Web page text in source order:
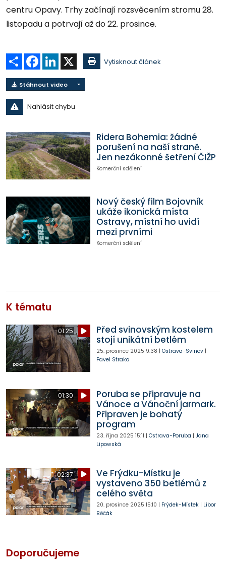
centru Opavy. Trhy začínají rozsvěcením stromu 28.
listopadu a potrvají až do 22. prosince.
Sdílet Facebook
LinkedIn Vytisknout článek
Stáhnout video
Nahlásit chybu
Ridera Bohemia: žádné
porušení na naší straně.
Jen nezákonné šetření ČIŽP
Komerční sdělení
Nový český film Bojovník
ukáže ikonická místa
Ostravy, místní ho uvidí
mezi prvními
Komerční sdělení
K tématu
01:25
Před svinovským kostelem
stojí unikátní betlém
25. prosince 2025 9:38 | Ostrava-Svinov|
Pavel Straka
01:30
Poruba se připravuje na
Vánoce a Vánoční jarmark.
Připraven je bohatý
program
23. října 2025 15:11 | Ostrava-Poruba | Jana
Lipowská
02:37
Ve Frýdku-Místku je
vystaveno 350 betlémů z
celého světa
20. prosince 2025 15:10 | Frýdek-Místek| Libor
Běčák
Doporučujeme